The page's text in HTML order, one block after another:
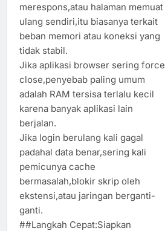
merespons,atau halaman memuat
ulang sendiri,itu biasanya terkait
beban memori atau koneksi yang
tidak stabil.
Jika aplikasi browser sering force
close,penyebab paling umum
adalah RAM tersisa terlalu kecil
karena banyak aplikasi lain
berjalan.
Jika login berulang kali gagal
padahal data benar,sering kali
pemicunya cache
bermasalah,blokir skrip oleh
ekstensi,atau jaringan berganti-
ganti.
##Langkah Cepat:Siapkan